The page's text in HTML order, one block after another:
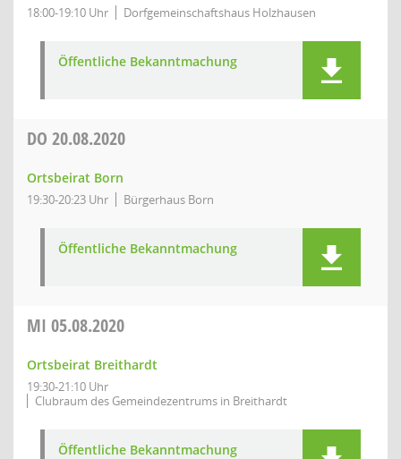
18:00-19:10 Uhr Dorfgemeinschaftshaus Holzhausen
Öffentliche Bekanntmachung
DO 20.08.2020
Ortsbeirat Born
19:30-20:23 Uhr Bürgerhaus Born
Öffentliche Bekanntmachung
MI 05.08.2020
Ortsbeirat Breithardt
19:30-21:10 Uhr
Clubraum des Gemeindezentrums in Breithardt
Öffentliche Bekanntmachung